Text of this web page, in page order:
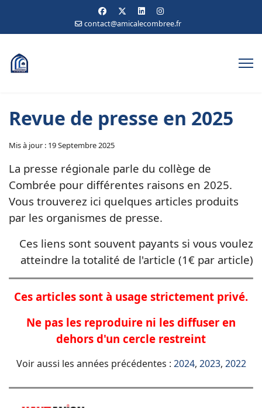
contact@amicalecombree.fr
Revue de presse en 2025
Mis à jour : 19 Septembre 2025
La presse régionale parle du collège de
Combrée pour différentes raisons en 2025.
Vous trouverez ici quelques articles produits
par les organismes de presse.
Ces liens sont souvent payants si vous voulez
atteindre la totalité de l'article (1€ par article)
Ces articles sont à usage strictement privé.
Ne pas les reproduire ni les diffuser en
dehors d'un cercle restreint
Voir aussi les années précédentes : 2024, 2023, 2022